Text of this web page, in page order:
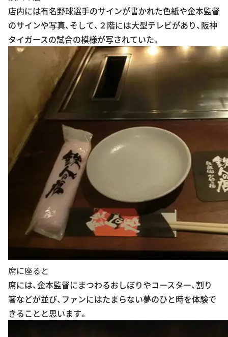
店内には有名野球選手のサインが書かれた色紙や金本監督
のサインや写真、そして、２階には大型テレビがあり、阪神
タイガースの試合の模様が写されていた。
席に座ると
席には、金本監督にまつわるおしぼりやコースター、割り
箸などが並び、ファンにはたまらない夢のひと時を体験で
きることと思います。